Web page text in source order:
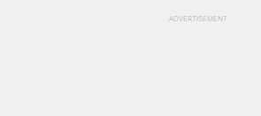
ADVERTISEMENT